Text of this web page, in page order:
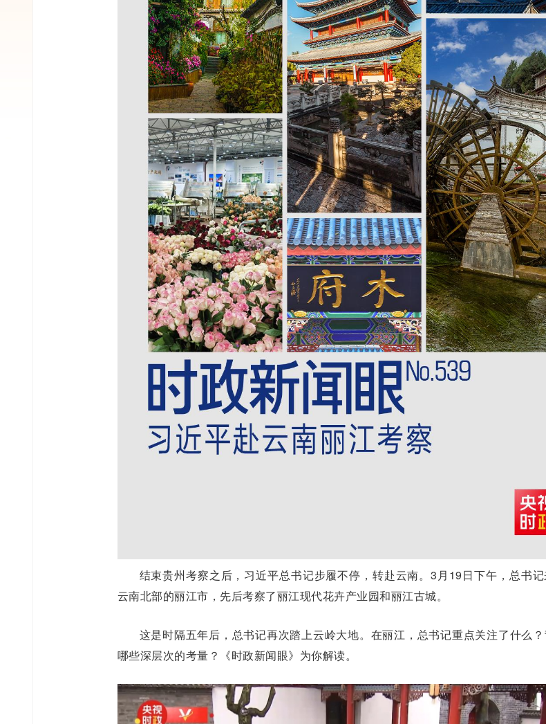
结束贵州考察之后，习近平总书记步履不停，转赴云南。3月19日下午，总书
云南北部的丽江市，先后考察了丽江现代花卉产业园和丽江古城。
这是时隔五年后，总书记再次踏上云岭大地。在丽江，总书记重点关注了什么
哪些深层次的考量？《时政新闻眼》为你解读。